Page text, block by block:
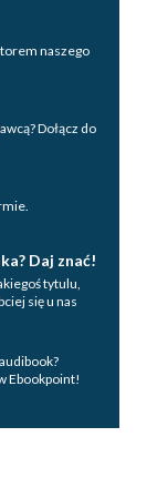
naszego
Dołącz do
Daj znać!
tytulu,
się u nas
Ebookpoint!